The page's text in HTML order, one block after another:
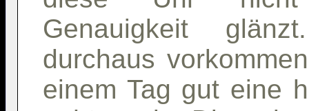
Genauigkeit
durchaus
einem Tag gut eine